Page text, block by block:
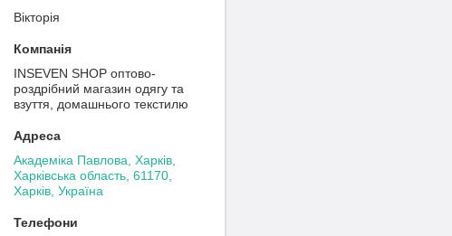
Вікторія
INSEVEN SHOP оптово-
роздрібний магазин одягу та
взуття, домашнього текстилю
Академіка Павлова, Харків,
Харківська область, 61170,
Харків, Україна